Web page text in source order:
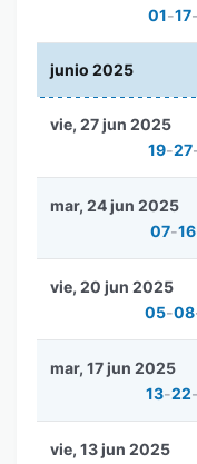
01-17-
junio 2025
19-27
vie, 27 jun 2025
07-16
mar, 24 jun 2025
05-08
vie, 20 jun 2025
13-22-
mar, 17 jun 2025
vie, 13 jun 2025